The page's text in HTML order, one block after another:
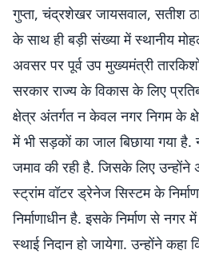
गुप्ता, चंद्रशेखर जायसवाल, सतीश
के साथ ही बड़ी संख्या में स्थानीय
अवसर पर पूर्व उप मुख्यमंत्री
सरकार राज्य के विकास के लिए
क्षेत्र अंतर्गत न केवल नगर निगम के
में भी सड़कों का जाल बिछाया गया
जमाव की रही है. जिसके लिए उन्होंने
स्ट्रांम वॉटर ड्रेनेज सिस्टम के
निर्माणाधीन है. इसके निर्माण से
स्थाई निदान हो जायेगा. उन्होंने